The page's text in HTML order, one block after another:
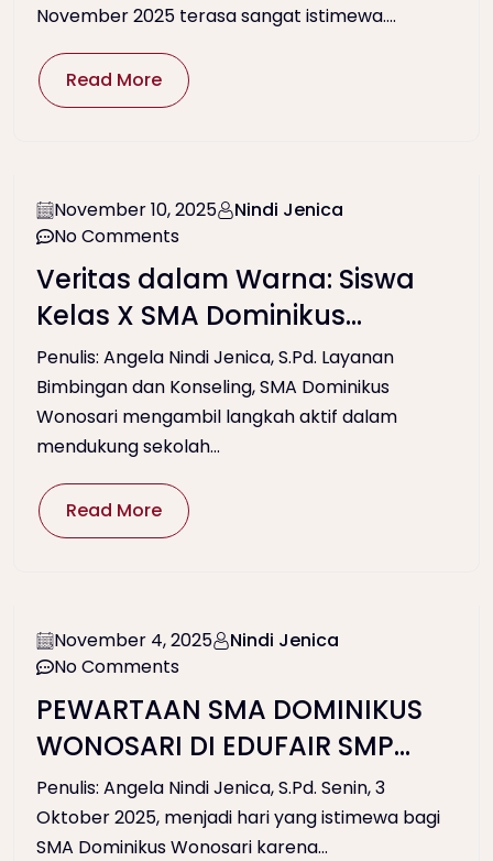
November 2025 terasa sangat istimewa....
Read More
November 10, 2025
Nindi Jenica
No Comments
Veritas dalam Warna: Siswa
Kelas X SMA Dominikus
Wonosari Mendukung Sekolah
Ramah Anak Melalui Poster
Anti-Bullying
Penulis: Angela Nindi Jenica, S.Pd. Layanan
Bimbingan dan Konseling, SMA Dominikus
Wonosari mengambil langkah aktif dalam
mendukung sekolah...
Read More
November 4, 2025
Nindi Jenica
No Comments
PEWARTAAN SMA DOMINIKUS
WONOSARI DI EDUFAIR SMP
JOANNES BOSCO
Penulis: Angela Nindi Jenica, S.Pd. Senin, 3
Oktober 2025, menjadi hari yang istimewa bagi
SMA Dominikus Wonosari karena...